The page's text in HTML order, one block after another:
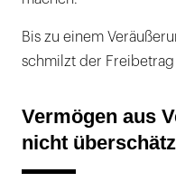
Bis zu einem
schmilzt der
Vermögen aus
nicht